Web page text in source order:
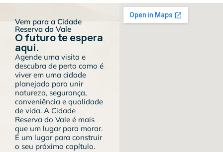
Vem para a Cidade
Reserva do Vale
O futuro te espera
aqui.
Agende uma visita e
descubra de perto como é
viver em uma cidade
planejada para unir
natureza, segurança,
conveniência e qualidade
de vida. A Cidade
Reserva do Vale é mais
que um lugar para morar.
É um lugar para construir
o seu próximo capítulo.